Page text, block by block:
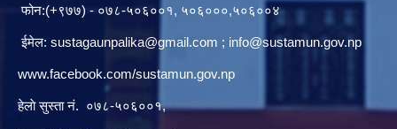
फोन:(+९७७) - ०७८-५०६००१, ५०६०००,५०६००४
ईमेल: sustagaunpalika@gmail.com ; info@sustamun.gov.np
www.facebook.com/sustamun.gov.np
हेलाे सुस्ता नं. ०७८-५०६००१,